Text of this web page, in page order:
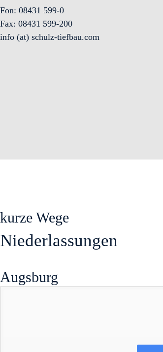
Fon: 08431 599-0
Fax: 08431 599-200
info (at) schulz-tiefbau.com
kurze Wege
Niederlassungen
Augsburg